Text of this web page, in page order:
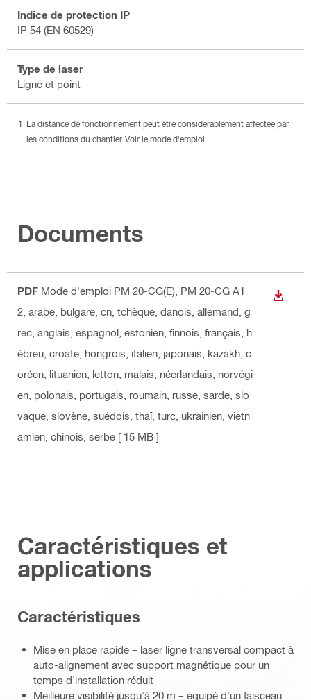
Indice de protection IP
IP 54 (EN 60529)
Type de laser
Ligne et point
La distance de fonctionnement peut être considérablement affectée par
les conditions du chantier. Voir le mode d'emploi
Documents
PDF Mode d'emploi PM 20-CG(E), PM 20-CG A1
2 , arabe, bulgare, cn, tchèque, danois, allemand, g
rec, anglais, espagnol, estonien, finnois, français, h
ébreu, croate, hongrois, italien, japonais, kazakh, c
oréen, lituanien, letton, malais, néerlandais, norvégi
en, polonais, portugais, roumain, russe, sarde, slo
vaque, slovène, suédois, thaï, turc, ukrainien, vietn
amien, chinois, serbe [ 15 MB ]
Caractéristiques et
applications
Caractéristiques
Mise en place rapide – laser ligne transversal compact à
auto-alignement avec support magnétique pour un
temps d'installation réduit
Meilleure visibilité jusqu'à 20 m – équipé d'un faisceau